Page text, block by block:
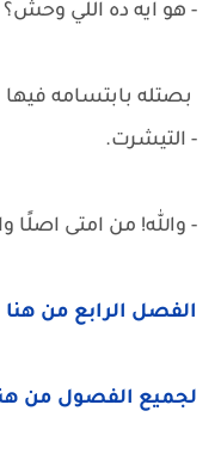
- هو ايه ده اللي وحش؟
بصتله بابتسامه فيها
- التيشرت.
- والله! من امتى اصلًا
الفصل الرابع من هنا
لجميع الفصول من